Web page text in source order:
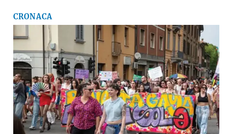
CRONACA